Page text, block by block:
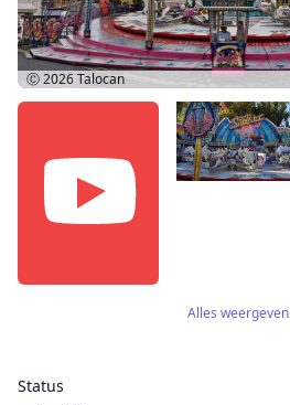
Status
Ⓒ 2026Talocan
Alles weergeven